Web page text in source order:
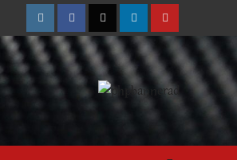
InstagramFacebookTwitterLinkedinYoutube